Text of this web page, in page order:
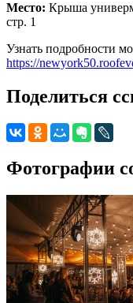
Место: Крыша
стр. 1
Узнать подробности
https://
Поделиться
Фотографии